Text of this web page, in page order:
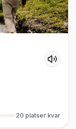
20 platser kvar